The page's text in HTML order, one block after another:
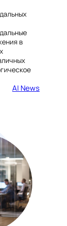
в
AI News